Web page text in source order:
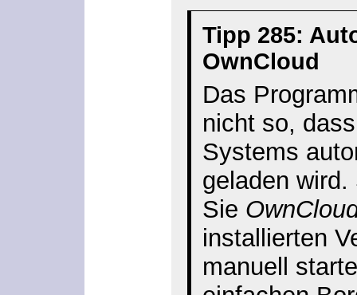
Tipp 285:
OwnCloud
Das
nicht so,
Systems
geladen
Sie
installierten
manuell